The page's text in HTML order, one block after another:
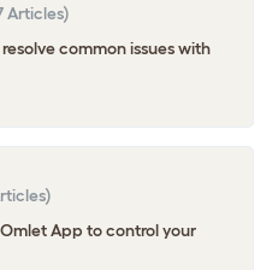
Articles)
common issues with
App to control your